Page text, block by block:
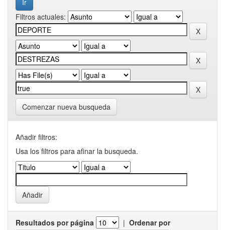
Filtros actuales:
Comenzar nueva busqueda
Añadir filtros:
Usa los filtros para afinar la busqueda.
Resultados por página | Ordenar por